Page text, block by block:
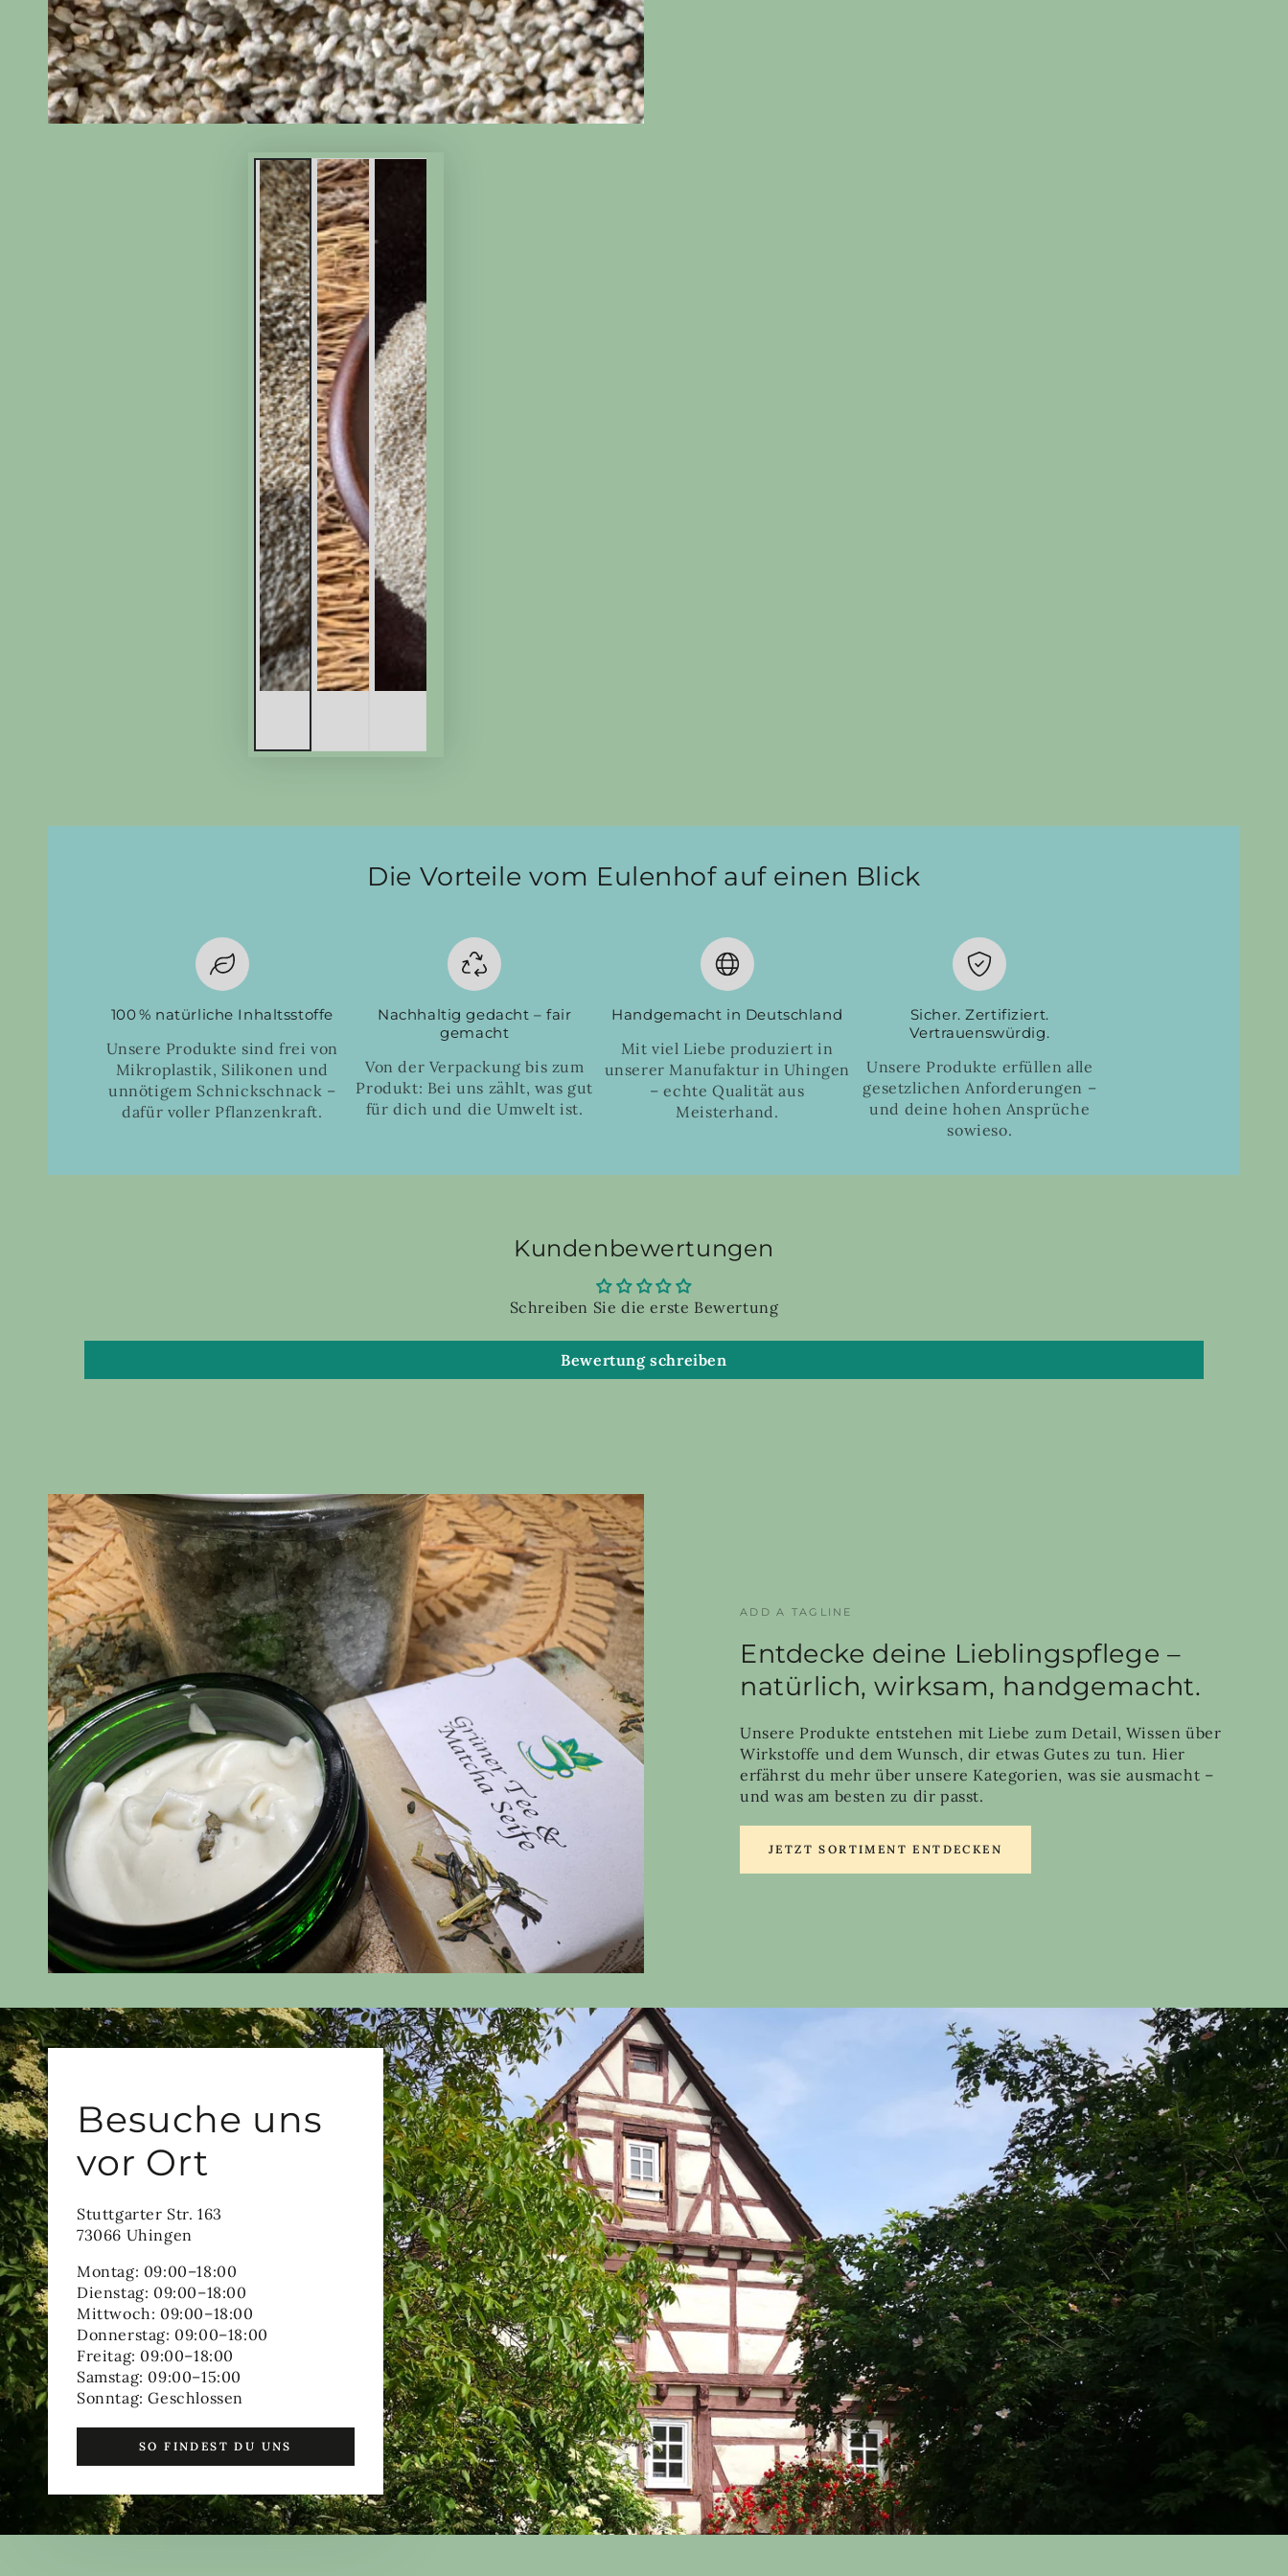
Die Vorteile vom Eulenhof auf einen Blick
100 % natürliche Inhaltsstoffe
Unsere Produkte sind frei von
Mikroplastik, Silikonen und
unnötigem Schnickschnack –
dafür voller Pflanzenkraft.
Nachhaltig gedacht – fair
gemacht
Von der Verpackung bis zum
Produkt: Bei uns zählt, was gut
für dich und die Umwelt ist.
Handgemacht in Deutschland
Mit viel Liebe produziert in
unserer Manufaktur in Uhingen
– echte Qualität aus
Meisterhand.
Sicher. Zertifiziert.
Vertrauenswürdig.
Unsere Produkte erfüllen alle
gesetzlichen Anforderungen –
und deine hohen Ansprüche
sowieso.
Kundenbewertungen
Schreiben Sie die erste Bewertung
Bewertung schreiben
ADD A TAGLINE
Entdecke deine Lieblingspflege –
natürlich, wirksam, handgemacht.
Unsere Produkte entstehen mit Liebe zum Detail, Wissen über
Wirkstoffe und dem Wunsch, dir etwas Gutes zu tun. Hier
erfährst du mehr über unsere Kategorien, was sie ausmacht –
und was am besten zu dir passt.
JETZT SORTIMENT ENTDECKEN
Besuche uns
vor Ort
Stuttgarter Str. 163
73066 Uhingen
Montag: 09:00–18:00
Dienstag: 09:00–18:00
Mittwoch: 09:00–18:00
Donnerstag: 09:00–18:00
Freitag: 09:00–18:00
Samstag: 09:00–15:00
Sonntag: Geschlossen
SO FINDEST DU UNS